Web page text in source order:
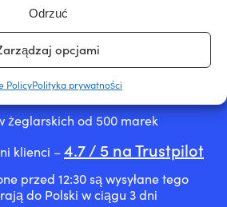
Odrzuć
opcjami
PolicyPolityka prywatności
sklep z akcesoriami żeglarskimi –
żeglarskich od 500 marek
klienci –4.7 / 5 na Trustpilot
przed 12:30 są wysyłane tego
do Polski w ciągu 3 dni